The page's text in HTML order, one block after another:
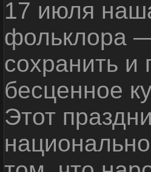
17 июля
фольклора
сохранить
бесценное
Этот